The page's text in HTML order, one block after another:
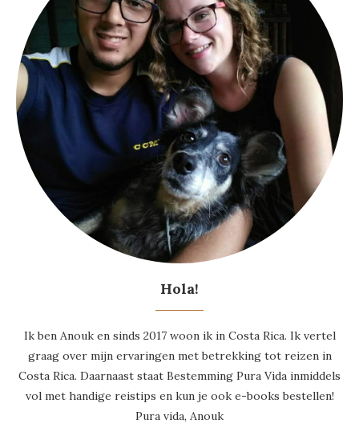
Hola!
Ik ben Anouk en sinds 2017 woon ik in Costa Rica. Ik vertel
graag over mijn ervaringen met betrekking tot reizen in
Costa Rica. Daarnaast staat Bestemming Pura Vida inmiddels
vol met handige reistips en kun je ook e-books bestellen!
Pura vida, Anouk